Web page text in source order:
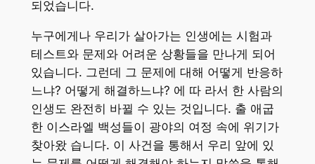
되었습니다.
누구에게나 우리가 살아가는 인생에는 시험과
테스트와 문제와 어려운 상황들을 만나게 되어
있습니다. 그런데 그 문제에 대해 어떻게 반응하
느냐? 어떻게 해결하느냐? 에 따 라서 한 사람의
인생도 완전히 바뀔 수 있는 것입니다. 출 애굽
한 이스라엘 백성들이 광야의 여정 속에 위기가
찾아왔 습니다. 이 사건을 통해서 우리 앞에 있